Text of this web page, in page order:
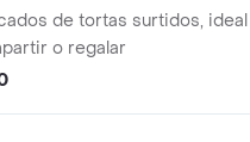
de tortas surtidos, ideal
o regalar